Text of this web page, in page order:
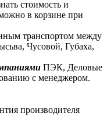
стоимость и
в корзине при
транспортом между
Чусовой, Губаха,
ПЭК, Деловые
с менеджером.
производителя